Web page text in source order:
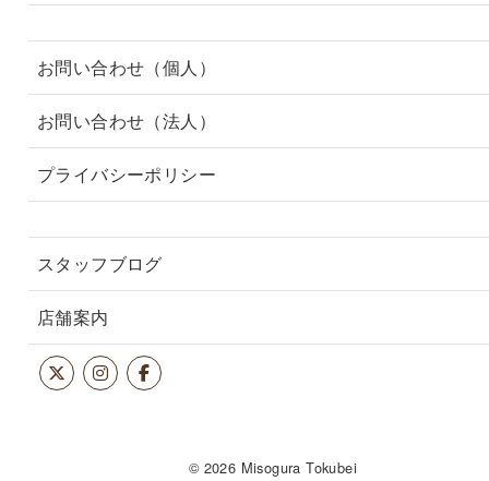
お問い合わせ（個人）
お問い合わせ（法人）
プライバシーポリシー
スタッフブログ
店舗案内
© 2026 Misogura Tokubei